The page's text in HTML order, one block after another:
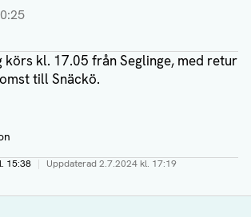
0:25
körs kl. 17.05 från Seglinge, med retur
till Snäckö.
15:38 | Uppdaterad2.7.2024 kl. 17:19